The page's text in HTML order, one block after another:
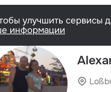
улучшить сервисы
информации